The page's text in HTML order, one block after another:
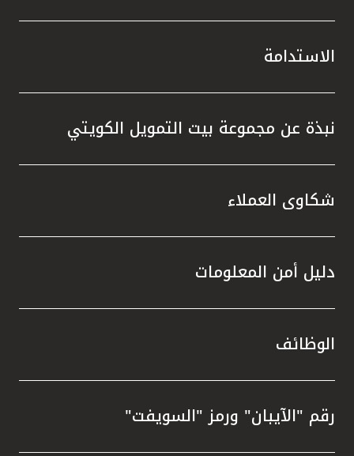
الاستدامة
نبذة عن مجموعة بيت التمويل الكويتي
شكاوى العملاء
دليل أمن المعلومات
الوظائف
رقم "الآيبان" ورمز "السويفت"